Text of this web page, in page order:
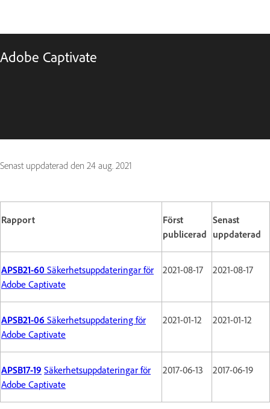
Adobe Captivate
Senast uppdaterad den 24 aug. 2021
Rapport
Först
publicerad
Senast
uppdaterad
APSB21-60 Säkerhetsuppdateringar för
Adobe Captivate
2021-08-17 2021-08-17
APSB21-06 Säkerhetsuppdatering för
Adobe Captivate
2021-01-12 2021-01-12
APSB17-19 Säkerhetsuppdateringar för
Adobe Captivate
2017-06-13 2017-06-19